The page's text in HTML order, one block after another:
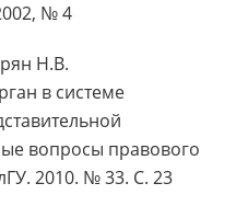
№ 4
Н.В.
в системе
вопросы правового
2010. № 33. С. 23